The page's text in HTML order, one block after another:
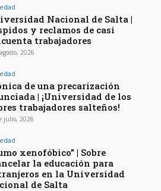
Nacional de Salta |
y reclamos de casi
trabajadores
2026
de una precarización
| ¡Universidad de los
trabajadores salteños!
julio, 2026
xenofóbico” | Sobre
la educación para
en la Universidad
de Salta